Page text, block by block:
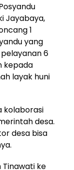
Jayabaya,
1
yang
6
kepada
layak huni
kolaborasi
desa.
desa bisa
Tinawati ke